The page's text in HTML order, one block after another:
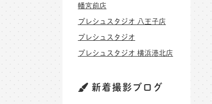
幡宮前店
プレシュスタジオ 八王子店
プレシュスタジオ
プレシュスタジオ 横浜港北店
新着撮影ブログ